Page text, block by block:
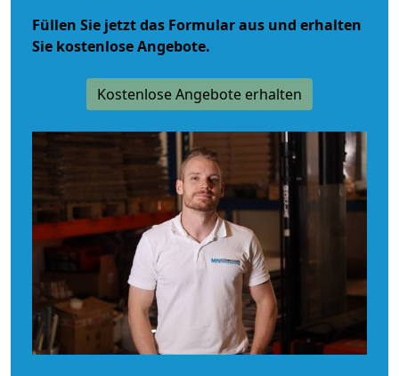
Füllen Sie jetzt das Formular aus und erhalten
Sie kostenlose Angebote.
Kostenlose Angebote erhalten